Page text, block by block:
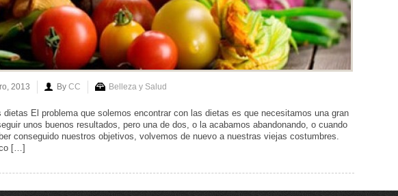
2013 By CC Belleza y Salud
El problema que solemos encontrar con las dietas es que necesitamos una gran
unos buenos resultados, pero una de dos, o la acabamos abandonando, o cuando
conseguido nuestros objetivos, volvemos de nuevo a nuestras viejas costumbres.
[…]